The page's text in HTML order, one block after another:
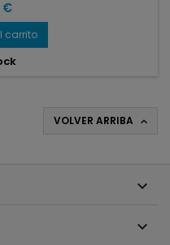
Gummies -DROP- de BIG®
y potente para
gummy aporta 1.5g de
garantizando la máxima
azúcares...
€
carrito
VOLVER ARRIBA 

